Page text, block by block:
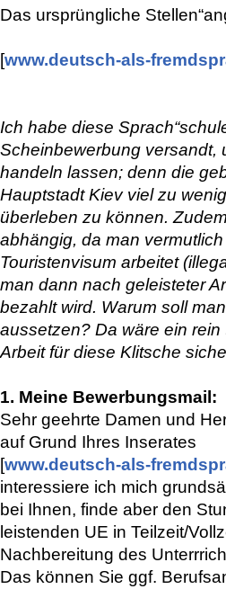
Das ursprüngliche
[www.deutsch-als-
Ich habe diese
Scheinbewerbung versandt,
handeln lassen; denn die
Hauptstadt Kiev viel zu
überleben zu können.
abhängig, da man
Touristenvisum arbeitet
man dann nach geleisteter
bezahlt wird. Warum soll
aussetzen? Da wäre ein
Arbeit für diese Klitsche
1. Meine Bewerbungsmail:
Sehr geehrte Damen und
auf Grund Ihres Inserates
[www.deutsch-als-
interessiere ich mich
bei Ihnen, finde aber den
leistenden UE in Teilzeit/
Nachbereitung des
Das können Sie ggf.